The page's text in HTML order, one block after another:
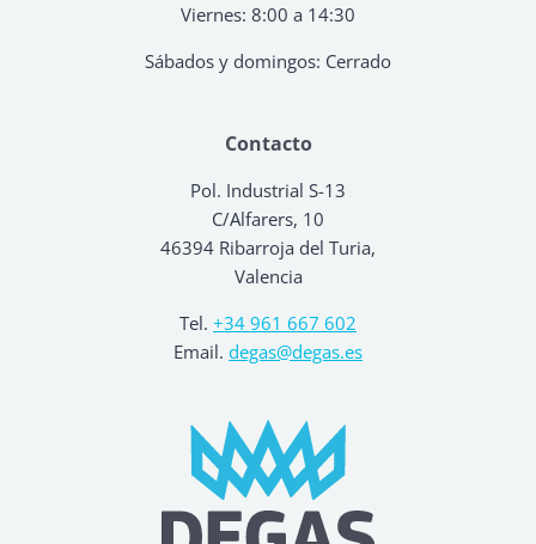
Contacto
Pol. Industrial S-13
C/Alfarers, 10
46394 Ribarroja del Turia,
Valencia
Tel. +34 961 667 602
Email. degas@degas.es
Viernes: 8:00 a 14:30
Sábados y domingos: Cerrado